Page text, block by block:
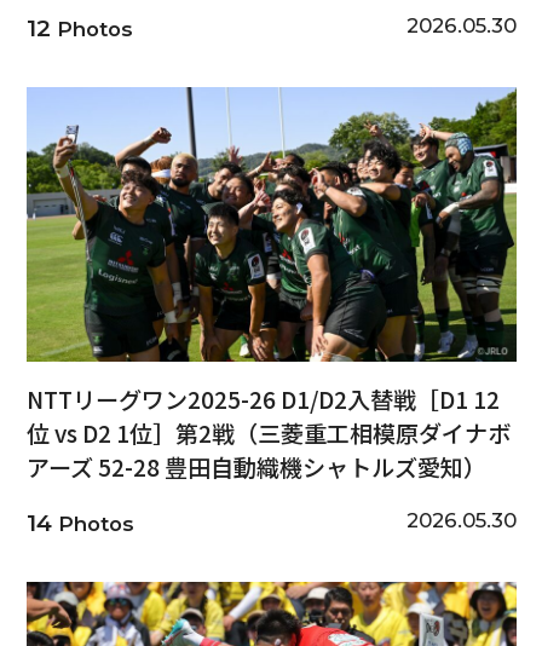
12 Photos 2026.05.30
NTTリーグワン2025-26 D1/D2入替戦［D1 12
位 vs D2 1位］第2戦（三菱重工相模原ダイナボ
アーズ 52-28 豊田自動織機シャトルズ愛知）
14Photos 2026.05.30